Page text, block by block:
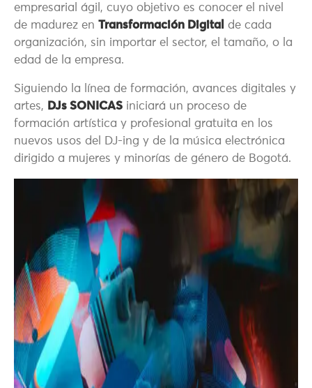
empresarial ágil, cuyo objetivo es conocer el nivel
de madurez en Transformación Digital de cada
organización, sin importar el sector, el tamaño, o la
edad de la empresa.
Siguiendo la línea de formación, avances digitales y
artes, DJs SONICAS iniciará un proceso de
formación artística y profesional gratuita en los
nuevos usos del DJ-ing y de la música electrónica
dirigido a mujeres y minorías de género de Bogotá.